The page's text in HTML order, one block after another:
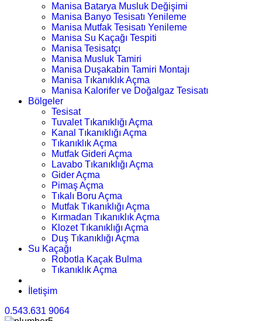
Manisa Batarya Musluk Değişimi
Manisa Banyo Tesisatı Yenileme
Manisa Mutfak Tesisatı Yenileme
Manisa Su Kaçağı Tespiti
Manisa Tesisatçı
Manisa Musluk Tamiri
Manisa Duşakabin Tamiri Montajı
Manisa Tıkanıklık Açma
Manisa Kalorifer ve Doğalgaz Tesisatı
Bölgeler
Tesisat
Tuvalet Tıkanıklığı Açma
Kanal Tıkanıklığı Açma
Tıkanıklık Açma
Mutfak Gideri Açma
Lavabo Tıkanıklığı Açma
Gider Açma
Pimaş Açma
Tıkalı Boru Açma
Mutfak Tıkanıklığı Açma
Kırmadan Tıkanıklık Açma
Klozet Tıkanıklığı Açma
Duş Tıkanıklığı Açma
Su Kaçağı
Robotla Kaçak Bulma
Tıkanıklık Açma
İletişim
0.543.631 9064